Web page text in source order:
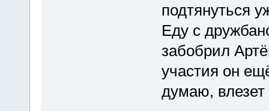
подтянуться
Еду с
забобрил
участия он
думаю,